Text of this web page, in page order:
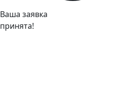
Ваша заявка
принята!